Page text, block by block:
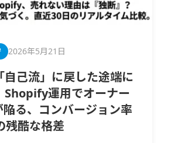
2026年5月21日
自己流」に戻した途端に
Shopify運用でオーナー
陥る、コンバージョン率
残酷な格差